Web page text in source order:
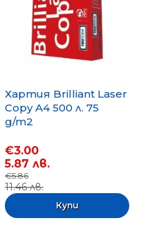
Хартия Brilliant Laser
Copy A4 500 л. 75
g/m2
€3.00
5.87 лв.
€5.86
11.46 лв.